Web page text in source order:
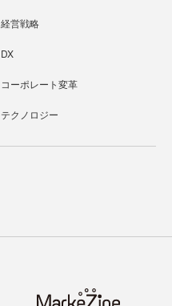
経営戦略
DX
コーポレート変革
テクノロジー